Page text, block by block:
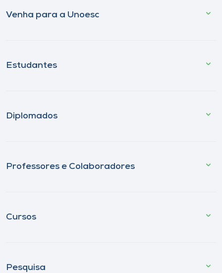
Venha para a Unoesc
Estudantes
Diplomados
Professores e Colaboradores
Cursos
Pesquisa